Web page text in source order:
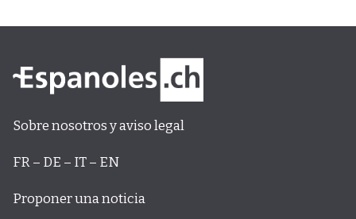
Sobre nosotros y aviso legal
FR – DE – IT – EN
Proponer una noticia